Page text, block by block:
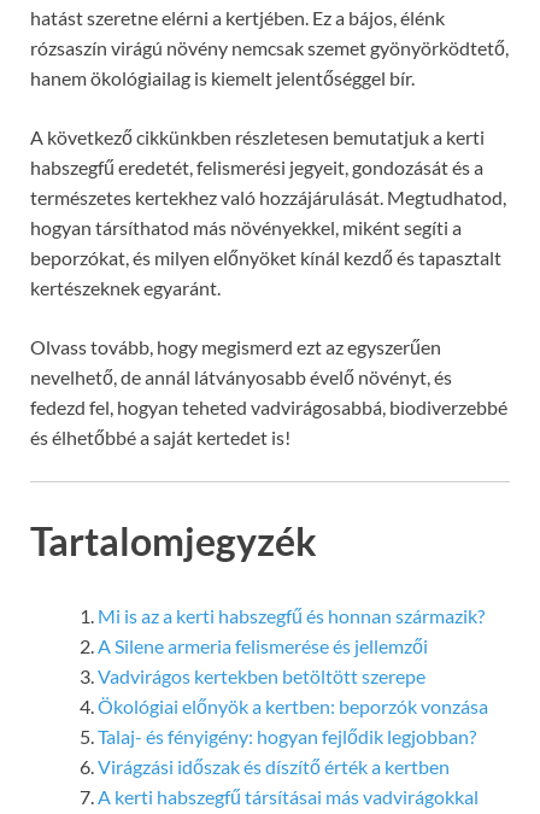
hatást szeretne elérni a kertjében. Ez a bájos, élénk
rózsaszín virágú növény nemcsak szemet gyönyörködtető,
hanem ökológiailag is kiemelt jelentőséggel bír.
A következő cikkünkben részletesen bemutatjuk a kerti
habszegfű eredetét, felismerési jegyeit, gondozását és a
természetes kertekhez való hozzájárulását. Megtudhatod,
hogyan társíthatod más növényekkel, miként segíti a
beporzókat, és milyen előnyöket kínál kezdő és tapasztalt
kertészeknek egyaránt.
Olvass tovább, hogy megismerd ezt az egyszerűen
nevelhető, de annál látványosabb évelő növényt, és
fedezd fel, hogyan teheted vadvirágosabbá, biodiverzebbé
és élhetőbbé a saját kertedet is!
Tartalomjegyzék
Mi is az a kerti habszegfű és honnan származik?
A Silene armeria felismerése és jellemzői
Vadvirágos kertekben betöltött szerepe
Ökológiai előnyök a kertben: beporzók vonzása
Talaj- és fényigény: hogyan fejlődik legjobban?
Virágzási időszak és díszítő érték a kertben
A kerti habszegfű társításai más vadvirágokkal